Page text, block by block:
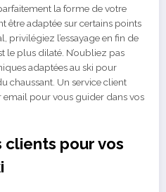
la forme de votre
être adaptée sur certains points
privilégiez l’essayage en fin de
le plus dilaté. N’oubliez pas
adaptées au ski pour
chaussant. Un service client
pour vous guider dans vos
pour vos